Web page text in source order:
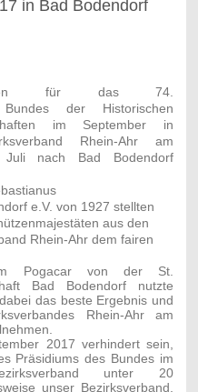
in Bad Bodendorf
für das 74.
Bundes der Historischen
im September in
Rhein-Ahr am
Juli nach Bad Bodendorf
e.V. von 1927 stellten
aus den
Rhein-Ahr dem fairen
Pogacar von der St.
Bad Bodendorf nutzte
das beste Ergebnis und
Rhein-Ahr am
2017 verhindert sein,
Präsidiums des Bundes im
unter 20
unser Bezirksverband,